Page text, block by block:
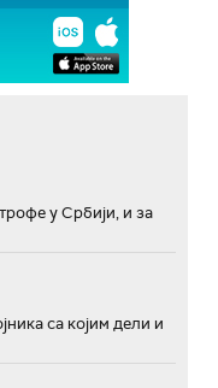
у Србији, и за
са којим дели и